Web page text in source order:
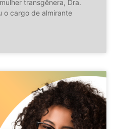
transgênera, Dra.
o cargo de almirante